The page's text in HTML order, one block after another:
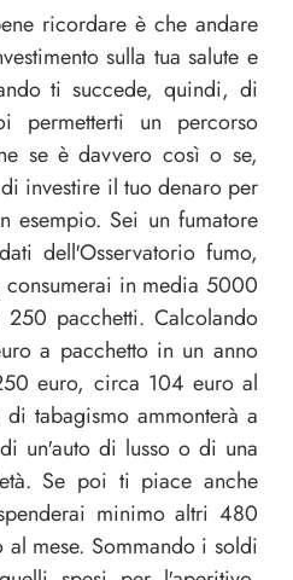
ricordare è che andare
sulla tua salute e
ti succede, quindi, di
permetterti un percorso
se è davvero così o se,
investire il tuo denaro per
esempio. Sei un fumatore
dell′Osservatorio fumo,
in media 5000
250 pacchetti. Calcolando
a pacchetto in un anno
euro, circa 104 euro al
di tabagismo ammonterà a
un′auto di lusso o di una
Se poi ti piace anche
minimo altri 480
mese. Sommando i soldi